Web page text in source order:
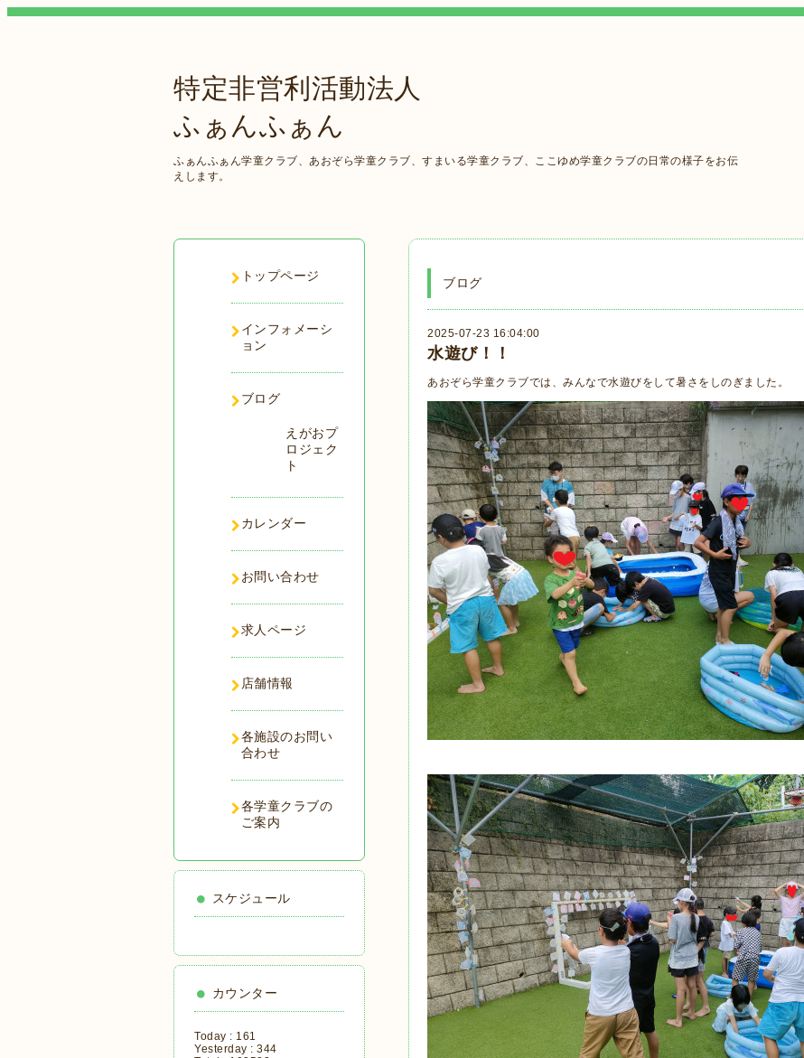
特定非営利活動法人
ふぁんふぁん
ふぁんふぁん学童クラブ、あおぞら学童クラブ、すまいる学童クラブ、ここゆめ学童クラブの日常の様子をお伝
えします。
ブログ
2025-07-23 16:04:00
水遊び！！
あおぞら学童クラブでは、みんなで水遊びをして暑さをしのぎました。
トップページ
インフォメーシ
ョン
ブログ
えがおプ
ロジェク
ト
カレンダー
お問い合わせ
求人ページ
店舗情報
各施設のお問い
合わせ
各学童クラブの
ご案内
スケジュール
カウンター
Today : 161
Yesterday : 344